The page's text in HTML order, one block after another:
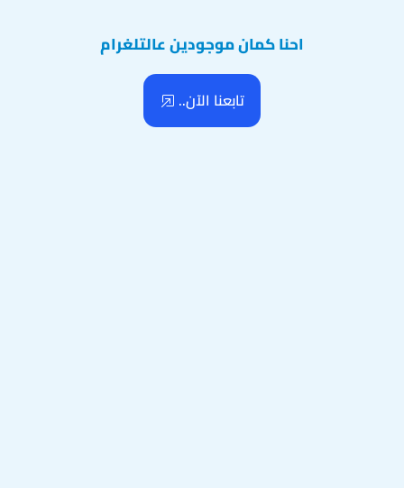
احنا كمان موجودين عالتلغرام
تابعنا الآن..